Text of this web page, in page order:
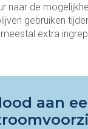
naar de
gebruiken
extra
aan